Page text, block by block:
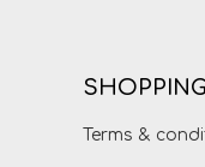
Terms &